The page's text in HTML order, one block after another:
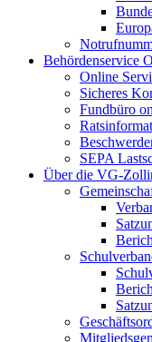
Behördenservice
Online
Sicheres
Fundbüro
SEPA
Über die VG-